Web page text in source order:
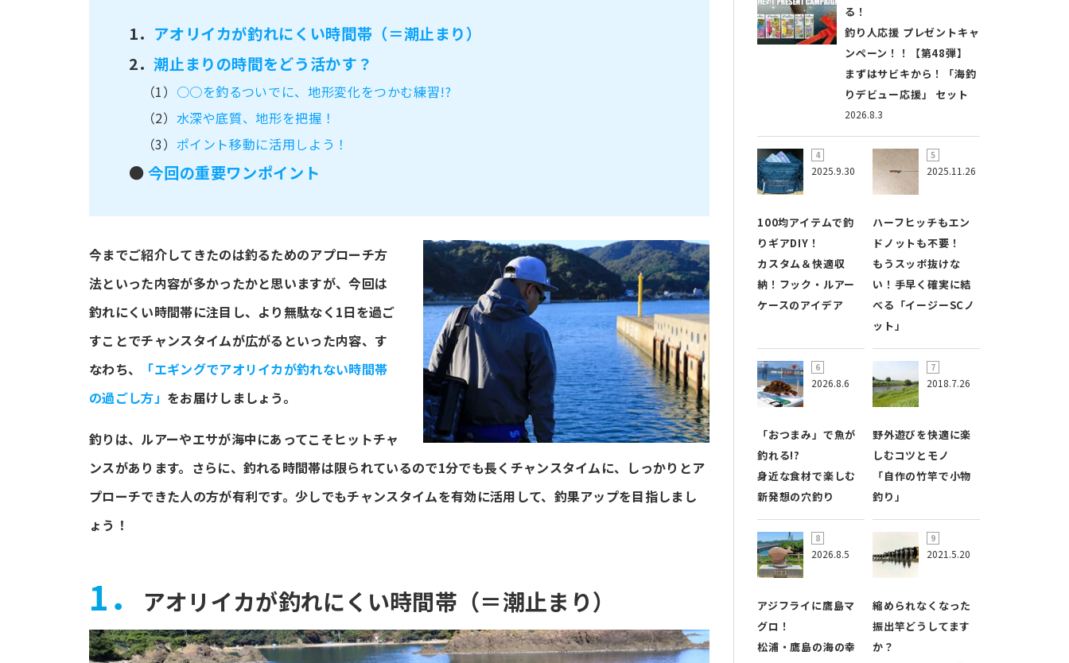
1． アオリイカが釣れにくい時間帯（＝潮止まり）
2．潮止まりの時間をどう活かす？
（1） ○○を釣るついでに、地形変化をつかむ練習!?
（2） 水深や底質、地形を把握！
（3） ポイント移動に活用しよう！
●今回の重要ワンポイント
今までご紹介してきたのは釣るためのアプローチ方
法といった内容が多かったかと思いますが、今回は
釣れにくい時間帯に注目し、より無駄なく1日を過ご
すことでチャンスタイムが広がるといった内容、す
なわち、
「エギングでアオリイカが釣れない時間帯
の過ごし方」 をお届けしましょう。
釣りは、ルアーやエサが海中にあってこそヒットチャ
ンスがあります。さらに、釣れる時間帯は限られているので1分でも長くチャンスタイムに、しっかりとア
プローチできた人の方が有利です。少しでもチャンスタイムを有効に活用して、釣果アップを目指しまし
ょう！
1． アオリイカが釣れにくい時間帯（＝潮止まり）
2026.8.3
る！
釣り人応援 プレゼントキャ
ンペーン！！【第48弾】
まずはサビキから！「海釣
りデビュー応援」 セット
2025.9.30
100均アイテムで釣
りギアDIY！
カスタム＆快適収
納！フック・ルアー
ケースのアイデア
2025.11.26
ハーフヒッチもエン
ドノットも不要！
もうスッポ抜けな
い！手早く確実に結
べる「イージーSCノ
ット」
2026.8.6
「おつまみ」で魚が
釣れる!?
身近な食材で楽しむ
新発想の穴釣り
2018.7.26
野外遊びを快適に楽
しむコツとモノ
「自作の竹竿で小物
釣り」
2026.8.5
アジフライに鷹島マ
グロ！
松浦・鷹島の海の幸
2021.5.20
縮められなくなった
振出竿どうしてます
か？